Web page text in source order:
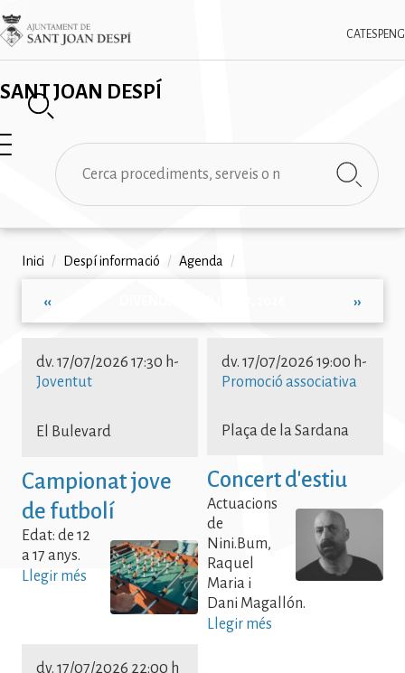
Vés
al
contingut
SANT JOAN DESPÍ
CAT ESPENG
Imatge
✕
Cerca
Fil
d'ariadna
Inici / Despí informació / Agenda /
Paginació
‹‹ ››
dv. 17/07/2026 17:30 h-
Joventut
El Bulevard
Campionat jove
de futbolí
Edat: de 12
a 17 anys.
Llegir més
dv. 17/07/2026 19:00 h-
Promoció associativa
Plaça de la Sardana
Concert d'estiu
Actuacions
de
Nini.Bum,
Raquel
Maria i
Dani Magallón.
Llegir més
dv. 17/07/2026 22:00 h